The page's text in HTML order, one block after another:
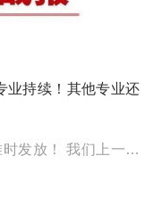
业持续！其他专业还
9月11日，新财年第三轮EOI邀请准时发放！ 我们上一轮官报推论的“奇迹”并没有发生，作为新财年独立技术移民配 […]